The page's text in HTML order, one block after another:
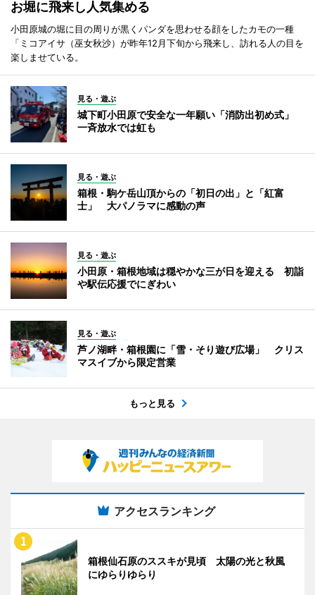
お堀に飛来し人気集める
小田原城の堀に目の周りが黒くパンダを思わせる顔をしたカモの一種
「ミコアイサ（巫女秋沙）が昨年12月下旬から飛来し、訪れる人の目を
楽しませている。
見る・遊ぶ
城下町小田原で安全な一年願い「消防出初め式」
一斉放水では虹も
見る・遊ぶ
箱根・駒ケ岳山頂からの「初日の出」と「紅富
士」 大パノラマに感動の声
見る・遊ぶ
小田原・箱根地域は穏やかな三が日を迎える 初詣
や駅伝応援でにぎわい
見る・遊ぶ
芦ノ湖畔・箱根園に「雪・そり遊び広場」 クリス
マスイブから限定営業
もっと見る
アクセスランキング
箱根仙石原のススキが見頃 太陽の光と秋風
にゆらりゆらり